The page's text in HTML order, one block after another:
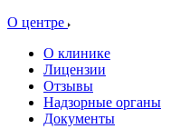
О центре
О клинике
Лицензии
Отзывы
Надзорные органы
Документы